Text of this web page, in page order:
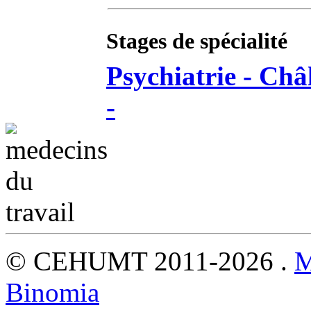
Stages de spécialité
Psychiatrie -
-
© CEHUMT 2011-2026 .
Binomia